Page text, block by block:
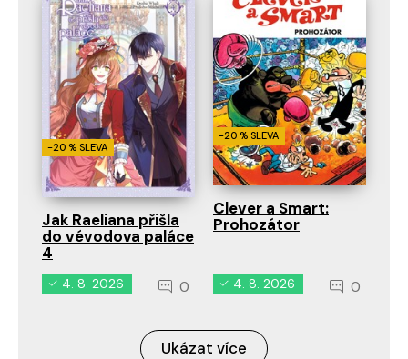
-20 % SLEVA
Jak Raeliana přišla
do vévodova paláce
4
4. 8. 2026 0
-20 % SLEVA
Clever a Smart:
Prohozátor
4. 8. 2026 0
Ukázat více